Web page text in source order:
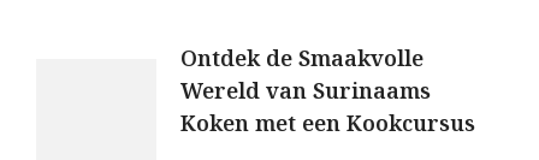
Ontdek de Smaakvolle
Wereld van Surinaams
Koken met een Kookcursus